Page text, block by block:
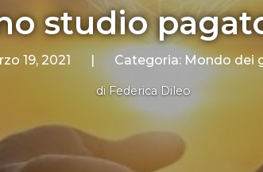
studio
19, 2021 | Categoria: Mondo dei
di Federica Dileo